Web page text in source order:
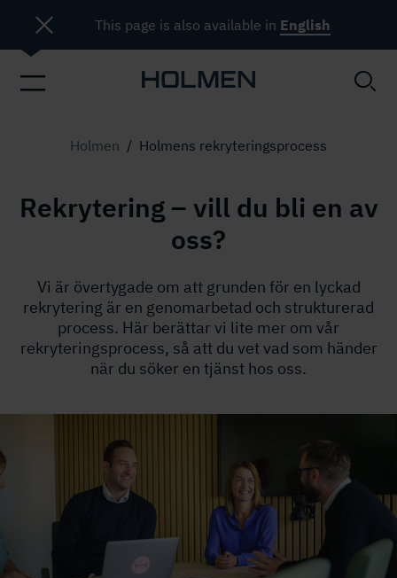
Holmen / Holmens rekryteringsprocess
Rekrytering – vill du bli en av
oss?
Vi är övertygade om att grunden för en lyckad
rekrytering är en genomarbetad och strukturerad
process. Här berättar vi lite mer om vår
rekryteringsprocess, så att du vet vad som händer
när du söker en tjänst hos oss.
This page is also available in English